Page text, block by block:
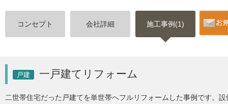
コンセプト 会社詳細 施工事例(1)
戸建 一戸建てリフォーム
二世帯住宅だった戸建てを単世帯へフルリフォームした事例です。